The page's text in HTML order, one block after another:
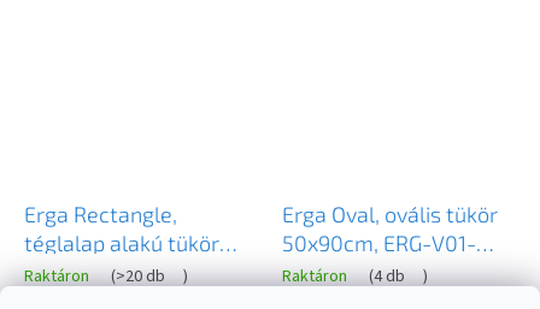
Erga Rectangle,
téglalap alakú tükör
60x100 cm, ERG-V01-
Raktáron (>20 db )
Erga Oval, ovális tükör
50x90cm, ERG-V01-
OVAL-5090-CL
Raktáron (4 db )